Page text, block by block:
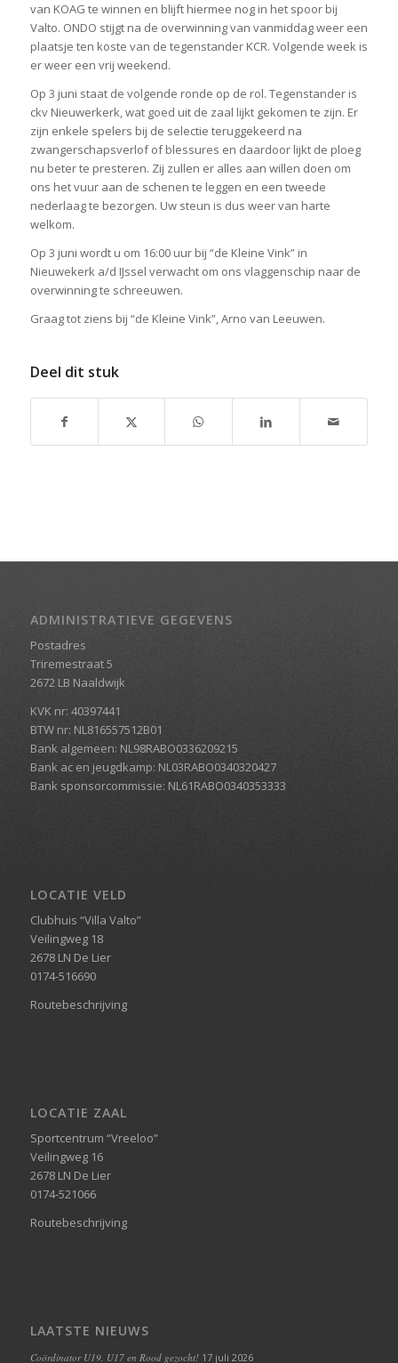
van KOAG te winnen en blijft hiermee nog in het spoor bij
Valto. ONDO stijgt na de overwinning van vanmiddag weer een
plaatsje ten koste van de tegenstander KCR. Volgende week is
er weer een vrij weekend.
Op 3 juni staat de volgende ronde op de rol. Tegenstander is
ckv Nieuwerkerk, wat goed uit de zaal lijkt gekomen te zijn. Er
zijn enkele spelers bij de selectie teruggekeerd na
zwangerschapsverlof of blessures en daardoor lijkt de ploeg
nu beter te presteren. Zij zullen er alles aan willen doen om
ons het vuur aan de schenen te leggen en een tweede
nederlaag te bezorgen. Uw steun is dus weer van harte
welkom.
Op 3 juni wordt u om 16:00 uur bij “de Kleine Vink” in
Nieuwekerk a/d IJssel verwacht om ons vlaggenschip naar de
overwinning te schreeuwen.
Graag tot ziens bij “de Kleine Vink”, Arno van Leeuwen.
Deel dit stuk
ADMINISTRATIEVE GEGEVENS
Postadres
Triremestraat 5
2672 LB Naaldwijk
KVK nr: 40397441
BTW nr: NL816557512B01
Bank algemeen: NL98RABO0336209215
Bank ac en jeugdkamp: NL03RABO0340320427
Bank sponsorcommissie: NL61RABO0340353333
LOCATIE VELD
Clubhuis “Villa Valto”
Veilingweg 18
2678 LN De Lier
0174-516690
Routebeschrijving
LOCATIE ZAAL
Sportcentrum “Vreeloo”
Veilingweg 16
2678 LN De Lier
0174-521066
Routebeschrijving
LAATSTE NIEUWS
Coördinator U19, U17 en Rood gezocht! 17 juli 2026